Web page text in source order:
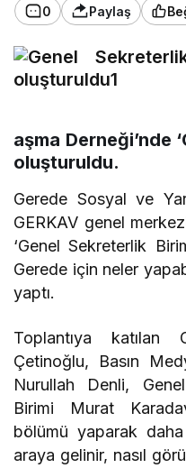
0 Paylaş
aşma Derneği’nde
oluşturuldu.
Gerede Sosyal ve
GERKAV genel
‘Genel Sekreterlik
Gerede için neler
yaptı.
Toplantıya
Çetinoğlu, Basın
Nurullah Denli,
Birimi Murat
bölümü yaparak
araya gelinir, nasıl